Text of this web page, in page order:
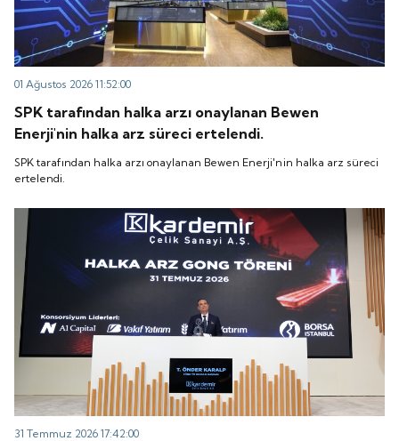
01 Ağustos 2026 11:52:00
SPK tarafından halka arzı onaylanan Bewen
Enerji'nin halka arz süreci ertelendi.
SPK tarafından halka arzı onaylanan Bewen Enerji'nin halka arz süreci
ertelendi.
31 Temmuz 2026 17:42:00